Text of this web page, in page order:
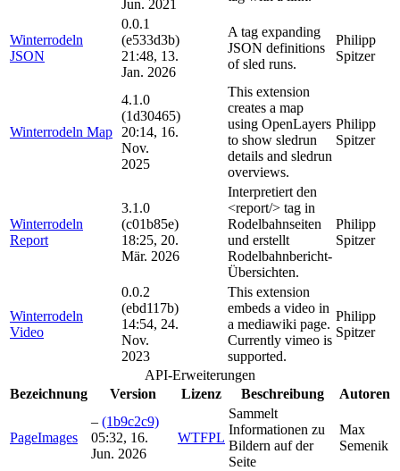
Jun. 2021
Winterrodeln
JSON
0.0.1
(e533d3b)
21:48, 13.
Jan. 2026
A tag expanding
JSON definitions
of sled runs.
Philipp
Spitzer
Winterrodeln Map
4.1.0
(1d30465)
20:14, 16.
Nov.
2025
This extension
creates a map
using OpenLayers
to show sledrun
details and sledrun
overviews.
Philipp
Spitzer
Winterrodeln
Report
3.1.0
(c01b85e)
18:25, 20.
Mär. 2026
Interpretiert den
<report/> tag in
Rodelbahnseiten
und erstellt
Rodelbahnbericht-
Übersichten.
Philipp
Spitzer
Winterrodeln
Video
0.0.2
(ebd117b)
14:54, 24.
Nov.
2023
This extension
embeds a video in
a mediawiki page.
Currently vimeo is
supported.
Philipp
Spitzer
API-Erweiterungen
Bezeichnung
Version Lizenz Beschreibung Autoren
PageImages
– (1b9c2c9)
05:32, 16.
Jun. 2026
WTFPL
Sammelt
Informationen zu
Bildern auf der
Seite
Max
Semenik